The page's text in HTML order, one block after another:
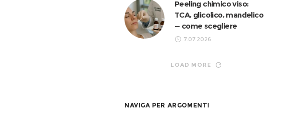
Peeling chimico viso:
TCA, glicolico, mandelico
— come scegliere
7.07.2026
LOAD MORE
NAVIGA PER ARGOMENTI